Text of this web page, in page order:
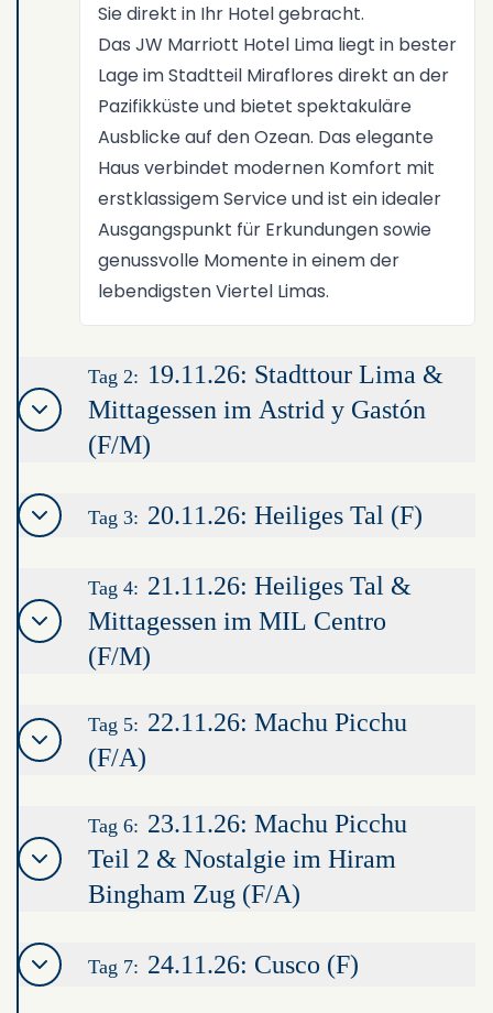
Sie direkt in Ihr Hotel gebracht.
Das JW Marriott Hotel Lima liegt in bester
Lage im Stadtteil Miraflores direkt an der
Pazifikküste und bietet spektakuläre
Ausblicke auf den Ozean. Das elegante
Haus verbindet modernen Komfort mit
erstklassigem Service und ist ein idealer
Ausgangspunkt für Erkundungen sowie
genussvolle Momente in einem der
lebendigsten Viertel Limas.
Tag 2: 19.11.26: Stadttour Lima &
Mittagessen im Astrid y Gastón
(F/M)
Tag 3: 20.11.26: Heiliges Tal (F)
Tag 4: 21.11.26: Heiliges Tal &
Mittagessen im MIL Centro
(F/M)
Tag 5: 22.11.26: Machu Picchu
(F/A)
Tag 6: 23.11.26: Machu Picchu
Teil 2 & Nostalgie im Hiram
Bingham Zug (F/A)
Tag 7: 24.11.26: Cusco (F)